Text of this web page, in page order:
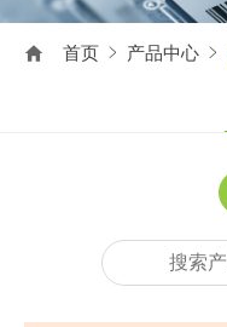
首页 产品中心